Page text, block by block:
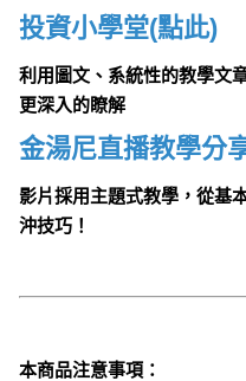
投資小學堂(點此)
利用圖文、系統性的教學文
更深入的瞭解
金湯尼直播教學分
影片採用主題式教學，從基
沖技巧！
本商品注意事項：